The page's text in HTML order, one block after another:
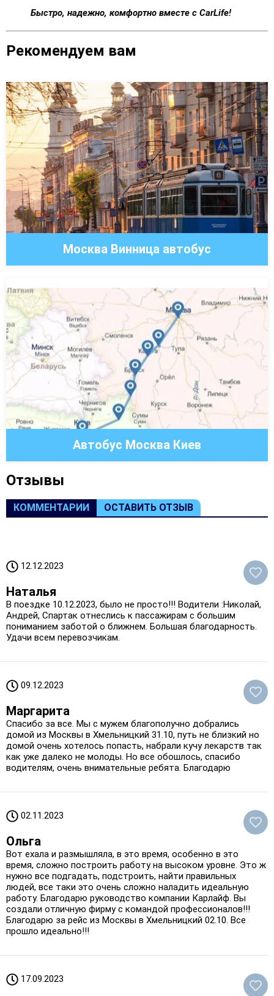
Быстро, надежно, комфортно вместе с CarLife!
Рекомендуем вам
Москва Винница автобус
Автобус Москва Киев
Oтзывы
КОММЕНТАРИИ ОСТАВИТЬ ОТЗЫВ
12.12.2023
Наталья
В поездке 10.12.2023, было не просто!!! Водители :Николай,
Андрей, Спартак отнеслись к пассажирам с большим
пониманием заботой о ближнем. Большая благодарность.
Удачи всем перевозчикам.
09.12.2023
Маргарита
Спасибо за все. Мы с мужем благополучно добрались
домой из Москвы в Хмельницкий 31.10, путь не близкий но
домой очень хотелось попасть, набрали кучу лекарств так
как уже далеко не молоды. Но все обошлось, спасибо
водителям, очень внимательные ребята. Благодарю
02.11.2023
Ольга
Вот ехала и размышляла, в это время, особенно в это
время, сложно построить работу на высоком уровне. Это ж
нужно все подгадать, подстроить, найти правильных
людей, все таки это очень сложно наладить идеальную
работу. Благодарю руководство компании Карлайф. Вы
создали отличную фирму с командой профессионалов!!!
Благодарю за рейс из Москвы в Хмельницкий 02.10. Все
прошло идеально!!!
17.09.2023